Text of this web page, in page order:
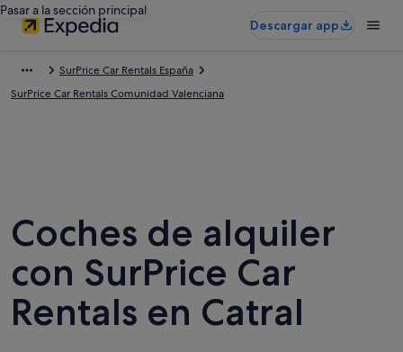
Pasar a la sección principal
Descargar app
SurPrice Car Rentals España
SurPrice Car Rentals Comunidad Valenciana
Coches de alquiler
con SurPrice Car
Rentals en Catral